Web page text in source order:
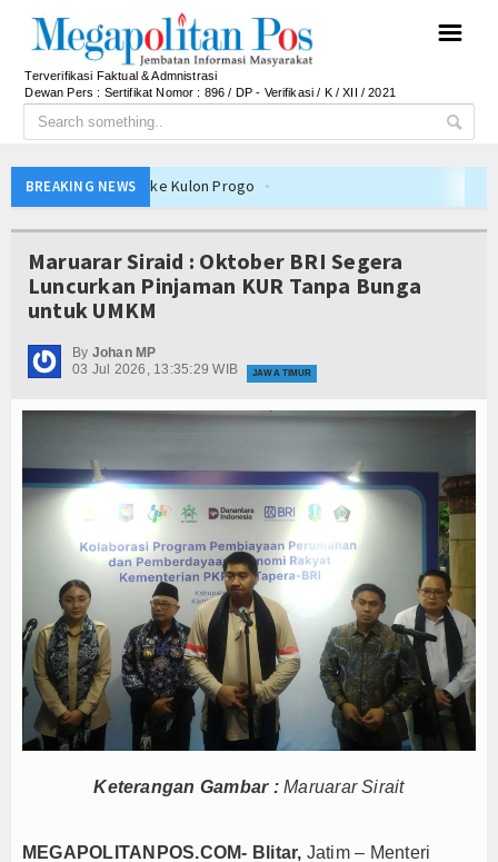
☰
Terverifikasi Faktual & Admnistrasi
Dewan Pers : Sertifikat Nomor : 896 / DP - Verifikasi / K / XII / 2021
BREAKING NEWS
ke Kulon Progo
dan Berani Kritik
Bupati Beri Penjelasan
2026, Dana Tetap Aman
Ini Rincian Anggarannya
Dalam Negeri
Pemkab Barito Utara Kaji Tiru Tata Kelola
Kelurahan se-Kalteng 2026
Tata Kelola dan Pelayanan Publik
dan Berani Kritik
Bupati Beri Penjelasan
2026, Dana Tetap Aman
Ini Rincian Anggarannya
Tetap Solid dan Bermartabat
Persib Juara Piala Presiden 2026
Dalam Negeri
Pemkab Barito Utara Kaji Tiru Tata Kelola
Kelurahan se-Kalteng 2026
Maruarar Siraid : Oktober BRI Segera
Luncurkan Pinjaman KUR Tanpa Bunga
untuk UMKM
By Johan MP
03 Jul 2026, 13:35:29 WIB
JAWA TIMUR
Keterangan Gambar :Maruarar Sirait
MEGAPOLITANPOS.COM- Blitar, Jatim – Menteri